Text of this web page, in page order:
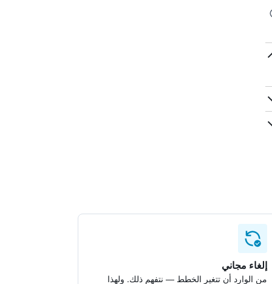
إلغاء مجاني
من الوارد أن تتغير الخطط — نتفهم ذلك. ولهذا